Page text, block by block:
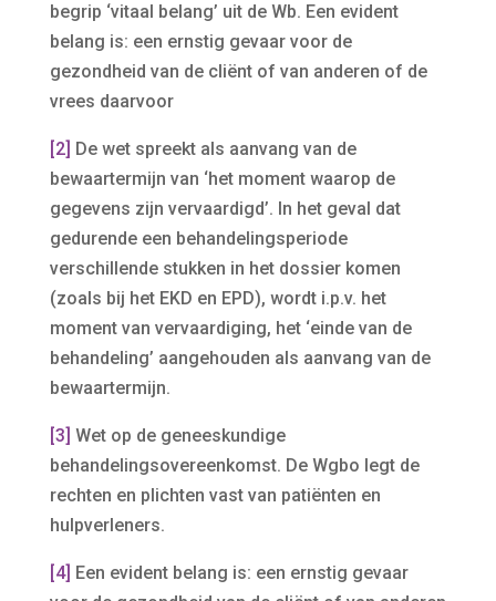
begrip ‘vitaal belang’ uit de Wb. Een evident
belang is: een ernstig gevaar voor de
gezondheid van de cliënt of van anderen of de
vrees daarvoor
[2] De wet spreekt als aanvang van de
bewaartermijn van ‘het moment waarop de
gegevens zijn vervaardigd’. In het geval dat
gedurende een behandelingsperiode
verschillende stukken in het dossier komen
(zoals bij het EKD en EPD), wordt i.p.v. het
moment van vervaardiging, het ‘einde van de
behandeling’ aangehouden als aanvang van de
bewaartermijn.
[3] Wet op de geneeskundige
behandelingsovereenkomst. De Wgbo legt de
rechten en plichten vast van patiënten en
hulpverleners.
[4] Een evident belang is: een ernstig gevaar